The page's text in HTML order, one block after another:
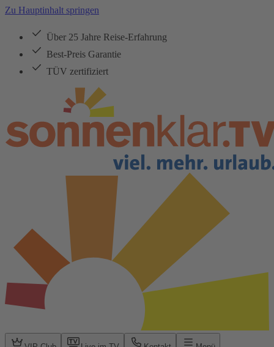
Zu Hauptinhalt springen
Über 25 Jahre Reise-Erfahrung
Best-Preis Garantie
TÜV zertifiziert